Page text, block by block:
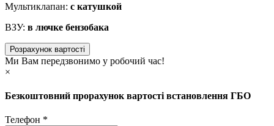
Мультиклапан: с катушкой
ВЗУ: в лючке бензобака
Розрахунок вартості
Ми Вам передзвонимо у робочий час!
×
Безкоштовний прорахунок вартості встановлення ГБО
Телефон *